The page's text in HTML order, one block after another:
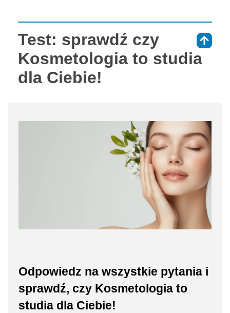
Test: sprawdź czy
Kosmetologia to studia
dla Ciebie!
Odpowiedz na wszystkie pytania i
sprawdź, czy Kosmetologia to
studia dla Ciebie!